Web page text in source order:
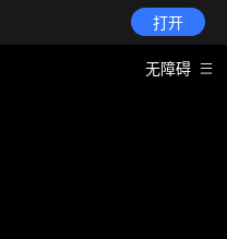
打开
无障碍